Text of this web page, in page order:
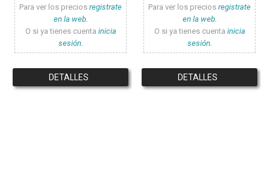
Para ver los precios registrate
en la web.
O si ya tienes cuenta inicia
sesión.
DETALLES
Para ver los precios registrate
en la web.
O si ya tienes cuenta inicia
sesión.
DETALLES